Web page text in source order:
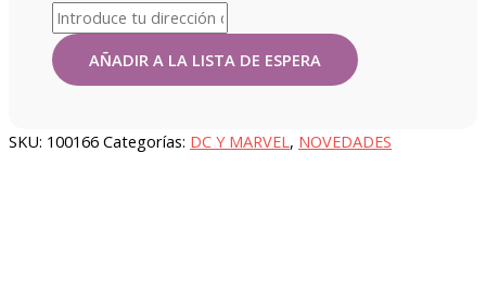
SKU: 100166 Categorías: DC Y MARVEL, NOVEDADES